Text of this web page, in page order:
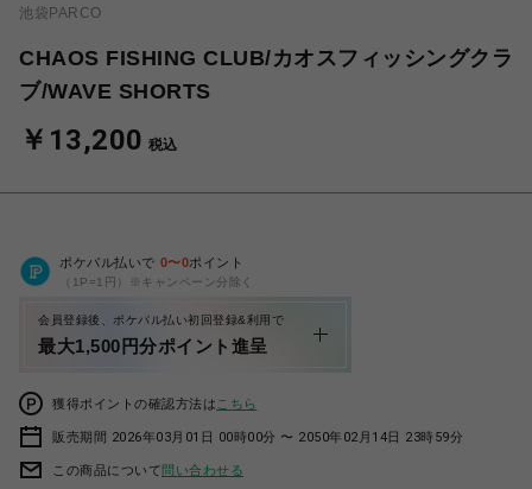
池袋PARCO
CHAOS FISHING CLUB/カオスフィッシングクラ
ブ/WAVE SHORTS
￥13,200 税込
ポケパル払いで 0〜0ポイント
（1P=1円）※キャンペーン分除く
会員登録後、ポケパル払い初回登録&利用で
最大1,500円分ポイント進呈
獲得ポイントの確認方法は こちら
販売期間 2026年03月01日 00時00分 〜 2050年02月14日 23時59分
この商品について問い合わせる